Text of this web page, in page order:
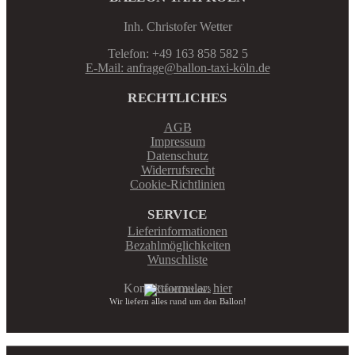
Inh. Christofer Wetter
Telefon: +49 163 858 582 5
E-Mail: anfrage@ballon-taxi-köln.de
RECHTLICHES
AGB
Impressum
Datenschutz
Widerrufsrecht
Cookie-Richtlinien
SERVICE
Lieferinformationen
Bezahlmöglichkeiten
Wunschliste
Kontaktformular:hier
Wir liefern alles rund um den Ballon!